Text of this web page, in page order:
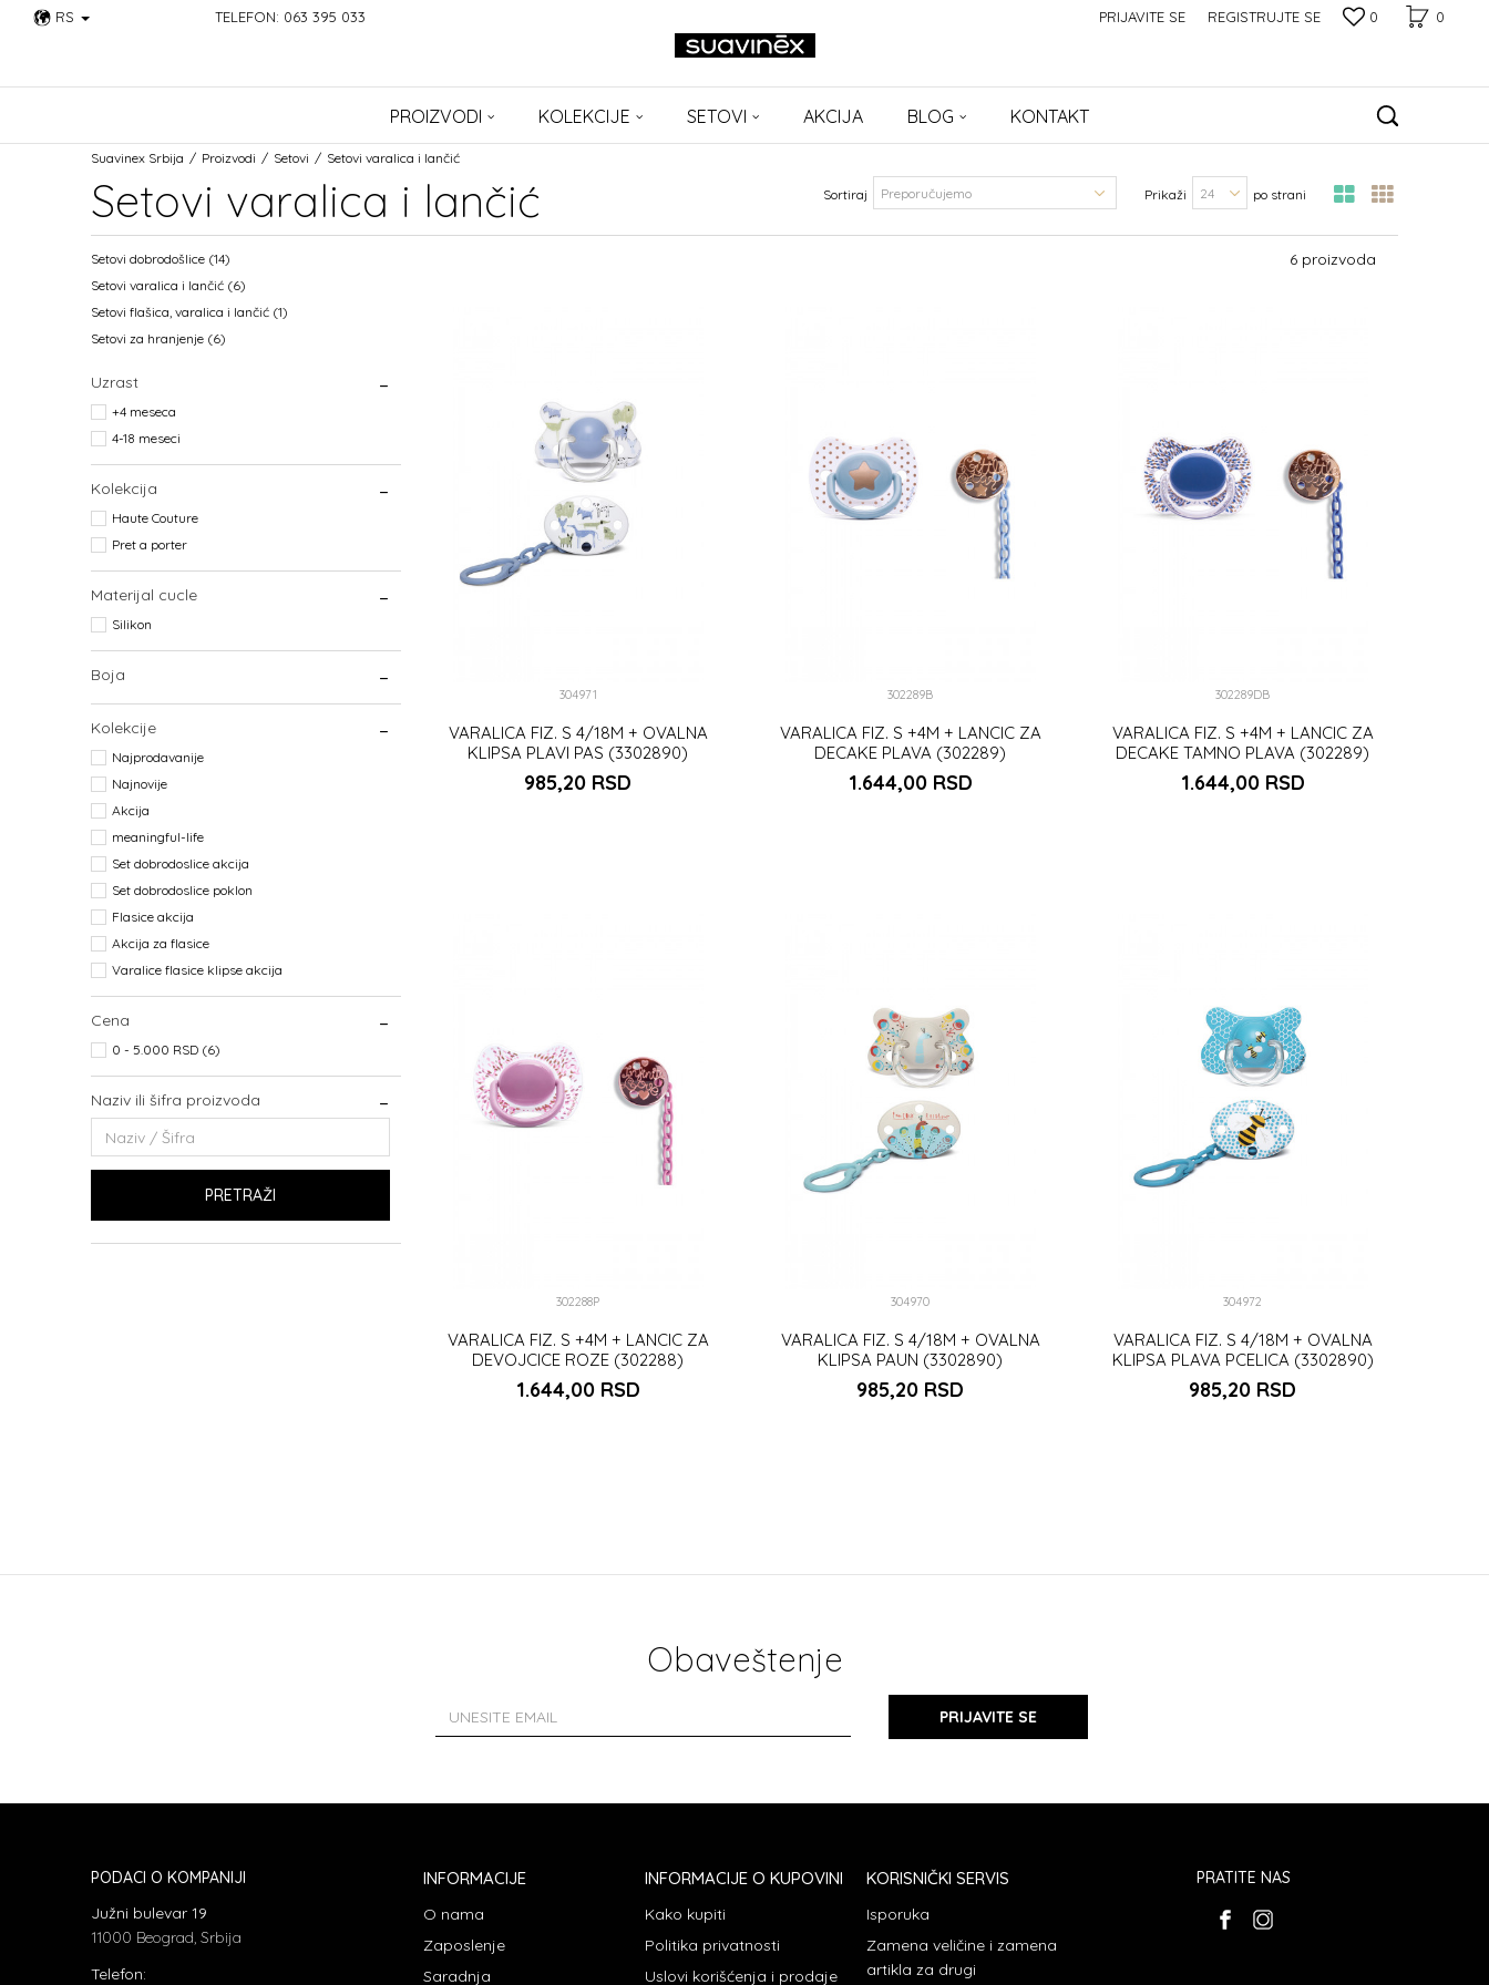
RS TELEFON: 063 395 033 0
0
PRIJAVITE SE REGISTRUJTE SE
PROIZVODI KOLEKCIJE SETOVI AKCIJA BLOG KONTAKT
Suavinex Srbija Proizvodi Setovi Setovi varalica i lančić
Setovi varalica i lančić Sortiraj Prikaži po strani
Setovi dobrodošlice (14)
Setovi varalica i lančić (6)
Setovi flašica, varalica i lančić (1)
Setovi za hranjenje (6)
Uzrast
+4 meseca
4-18 meseci
Kolekcija
Haute Couture
Pret a porter
Materijal cucle
Silikon
Boja
Kolekcije
Najprodavanije
Najnovije
Akcija
meaningful-life
Set dobrodoslice akcija
Set dobrodoslice poklon
Flasice akcija
Akcija za flasice
Varalice flasice klipse akcija
Cena
0 - 5.000 RSD (6)
Naziv ili šifra proizvoda
PRETRAŽI
6 proizvoda
304971
VARALICA FIZ. S 4/18M + OVALNA
KLIPSA PLAVI PAS (3302890)
985,20 RSD
302289B
VARALICA FIZ. S +4M + LANCIC ZA
DECAKE PLAVA (302289)
1.644,00 RSD
302289DB
VARALICA FIZ. S +4M + LANCIC ZA
DECAKE TAMNO PLAVA (302289)
1.644,00 RSD
302288P
VARALICA FIZ. S +4M + LANCIC ZA
DEVOJCICE ROZE (302288)
1.644,00 RSD
304970
VARALICA FIZ. S 4/18M + OVALNA
KLIPSA PAUN (3302890)
985,20 RSD
304972
VARALICA FIZ. S 4/18M + OVALNA
KLIPSA PLAVA PCELICA (3302890)
985,20 RSD
Obaveštenje
PRIJAVITE SE
PODACI O KOMPANIJI
Južni bulevar 19
11000 Beograd, Srbija
Telefon:
INFORMACIJE
O nama
Zaposlenje
Saradnja
INFORMACIJE O KUPOVINI
Kako kupiti
Politika privatnosti
Uslovi korišćenja i prodaje
KORISNIČKI SERVIS
Isporuka
Zamena veličine i zamena
artikla za drugi
PRATITE NAS